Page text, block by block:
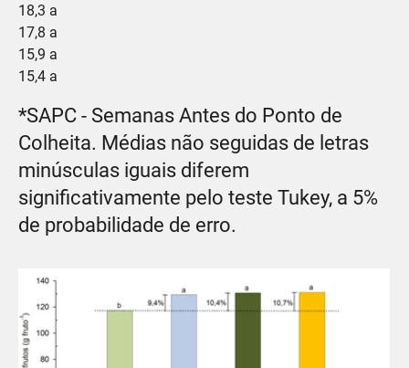
18,3 a
17,8 a
15,9 a
15,4 a
*SAPC - Semanas Antes do Ponto de
Colheita. Médias não seguidas de letras
minúsculas iguais diferem
significativamente pelo teste Tukey, a 5%
de probabilidade de erro.